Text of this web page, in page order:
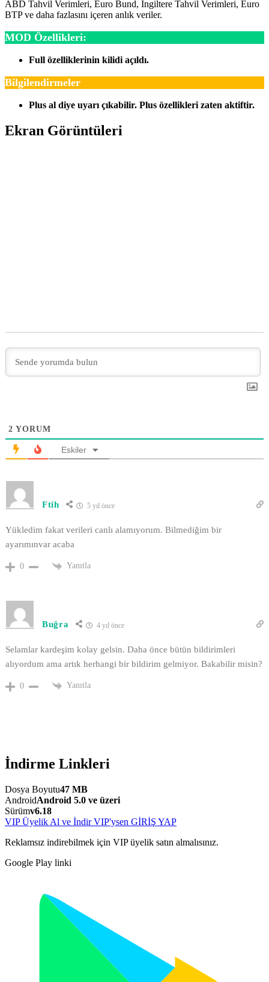
ABD Tahvil Verimleri, Euro Bund, İngiltere Tahvil Verimleri, Euro
BTP ve daha fazlasını içeren anlık veriler.
MOD Özellikleri:
Full özelliklerinin kilidi açıldı.
Bilgilendirmeler
Plus al diye uyarı çıkabilir. Plus özellikleri zaten aktiftir.
Ekran Görüntüleri
2 YORUM
Eskiler
Ftih 5 yıl önce
Yükledim fakat verileri canlı alamıyorum. Bilmediğim bir
ayarımınvar acaba
0 Yanıtla
Buğra 4 yıl önce
Selamlar kardeşim kolay gelsin. Daha önce bütün bildirimleri
alıyordum ama artık herhangi bir bildirim gelmiyor. Bakabilir misin?
0 Yanıtla
İndirme Linkleri
Dosya Boyutu47 MB
AndroidAndroid 5.0 ve üzeri
Sürümv6.18
VIP Üyelik Al ve İndir VIP'ysen GİRİŞ YAP
Reklamsız indirebilmek için VIP üyelik satın almalısınız.
Google Play linki